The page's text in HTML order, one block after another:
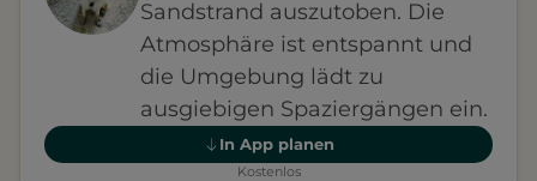
Sandstrand auszutoben. Die
Atmosphäre ist entspannt und
die Umgebung lädt zu
ausgiebigen Spaziergängen ein.
In App planen
Kostenlos